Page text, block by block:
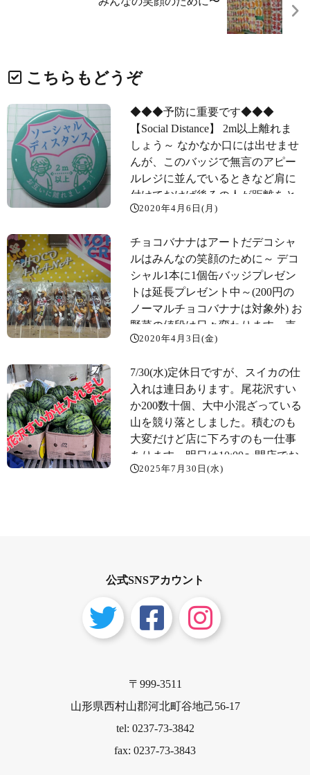
こちらもどうぞ
◆◆◆予防に重要です️◆◆◆
【Social Distance】 2m以上離れま
しょう～ なかなか口には出せませ
んが、このバッジで無言のアピー
ルレジに並んでいるときなど肩に
付けておけば後ろの人が距離をと
ってくれるかも️ 『ソーシャル ディ
シリーズ」は全6種類になりました
売っていますが、デコシャルチョ
コバナナを買うとおまけに貰える
よ～️ 新型コロナ 缶バッジ デコシ
ャル 57mm チョコバナナのおまけ
socialdistancing socialdistance ソーシ
ャルディスタンス 花粉症 アレルギ
缶バッジ
2020年4月6日(月)
チョコバナナはアートだデコシャ
ル️はみんなの笑顔のために～️ デコ
シャル1本に1個缶バッジプレゼン
トは延長プレゼント中～(200円の
ノーマルチョコバナナは対象外) お
野菜の値段は日々変わります。売
り切れれば終了の物もあります。
2020年4月3日(金)
7/30(水)定休日ですが、スイカの仕
入れは連日あります。尾花沢すい
か200数十個、大中小混ざっている
山を競り落としました。積むのも
大変だけど店に下ろすのも一仕事
あります。明日は10:00〜開店でお
待ちしております。
2025年7月30日(水)
公式SNSアカウント
〒999-3511
山形県西村山郡河北町谷地己56-17
tel: 0237-73-3842
fax: 0237-73-3843